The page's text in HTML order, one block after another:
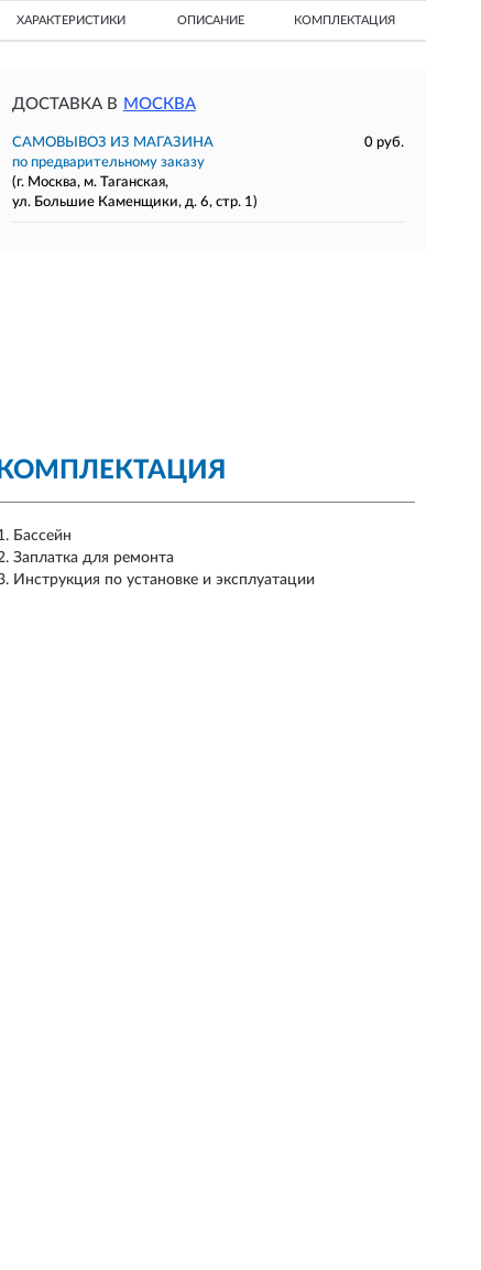
ХАРАКТЕРИСТИКИ ОПИСАНИЕ КОМПЛЕКТАЦИЯ
ДОСТАВКА В МОСКВА
САМОВЫВОЗ ИЗ МАГАЗИНА
0 руб.
по предварительному заказу
(г. Москва, м. Таганская,
ул. Большие Каменщики, д. 6, стр. 1)
КОМПЛЕКТАЦИЯ
Бассейн
Заплатка для ремонта
Инструкция по установке и эксплуатации